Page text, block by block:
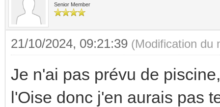
Senior Member
21/10/2024, 09:21:39 (Modification du
Je n'ai pas prévu de
l'Oise donc j'en aurais pas